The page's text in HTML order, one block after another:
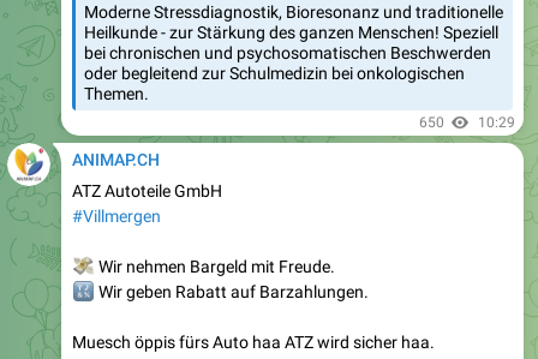
Moderne Stressdiagnostik, Bioresonanz und traditionelle
Heilkunde - zur Stärkung des ganzen Menschen! Speziell
bei chronischen und psychosomatischen Beschwerden
oder begleitend zur Schulmedizin bei onkologischen
Themen.
650 10:29
ANIMAP.CH
ATZ Autoteile GmbH
#Villmergen
Wir nehmen Bargeld mit Freude.
Wir geben Rabatt auf Barzahlungen.
Muesch öppis fürs Auto haa ATZ wird sicher haa.